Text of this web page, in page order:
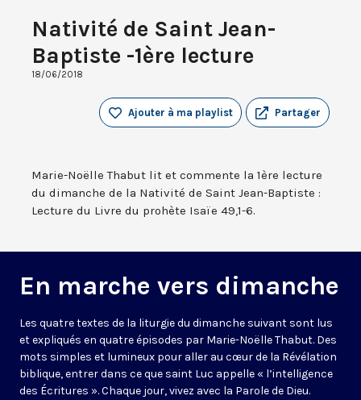
Nativité de Saint Jean-
Baptiste -1ère lecture
18/06/2018
Partager
Ajouter à ma playlist
Marie-Noëlle Thabut lit et commente la 1ère lecture
du dimanche de la Nativité de Saint Jean-Baptiste :
Lecture du Livre du prohète Isaïe 49,1-6.
En marche vers dimanche
Les quatre textes de la liturgie du dimanche suivant sont lus
et expliqués en quatre épisodes par Marie-Noëlle Thabut. Des
mots simples et lumineux pour aller au cœur de la Révélation
biblique, entrer dans ce que saint Luc appelle « l’intelligence
des Écritures ». Chaque jour, vivez avec la Parole de Dieu.